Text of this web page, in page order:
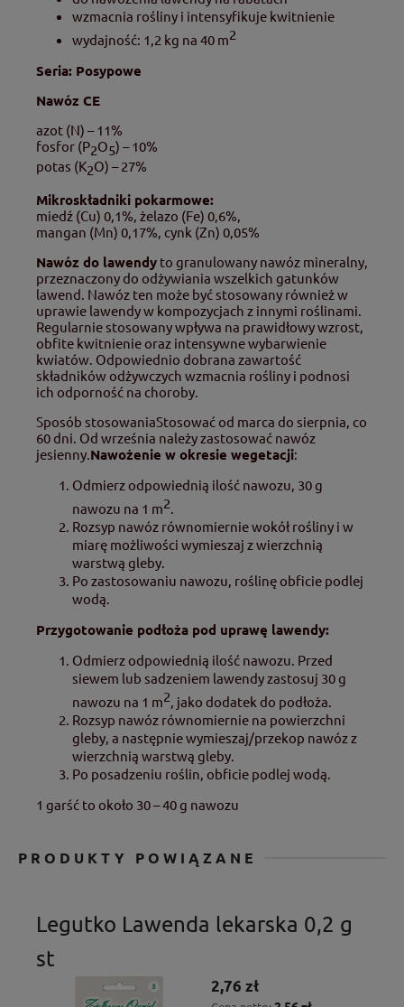
wzmacnia rośliny i intensyfikuje kwitnienie
wydajność: 1,2 kg na 40 m2
Seria: Posypowe
Nawóz CE
azot (N) – 11%
fosfor (P2O5) – 10%
potas (K2O) – 27%
Mikroskładniki pokarmowe:
miedź (Cu) 0,1%, żelazo (Fe) 0,6%,
mangan (Mn) 0,17%, cynk (Zn) 0,05%
Nawóz do lawendy to granulowany nawóz mineralny,
przeznaczony do odżywiania wszelkich gatunków
lawend. Nawóz ten może być stosowany również w
uprawie lawendy w kompozycjach z innymi roślinami.
Regularnie stosowany wpływa na prawidłowy wzrost,
obfite kwitnienie oraz intensywne wybarwienie
kwiatów. Odpowiednio dobrana zawartość
składników odżywczych wzmacnia rośliny i podnosi
ich odporność na choroby.
Sposób stosowaniaStosować od marca do sierpnia, co
60 dni. Od września należy zastosować nawóz
jesienny.Nawożenie w okresie wegetacji:
Odmierz odpowiednią ilość nawozu, 30 g
nawozu na 1 m2.
Rozsyp nawóz równomiernie wokół rośliny i w
miarę możliwości wymieszaj z wierzchnią
warstwą gleby.
Po zastosowaniu nawozu, roślinę obficie podlej
wodą.
Przygotowanie podłoża pod uprawę lawendy:
Odmierz odpowiednią ilość nawozu. Przed
siewem lub sadzeniem lawendy zastosuj 30 g
nawozu na 1 m2, jako dodatek do podłoża.
Rozsyp nawóz równomiernie na powierzchni
gleby, a następnie wymieszaj/przekop nawóz z
wierzchnią warstwą gleby.
Po posadzeniu roślin, obficie podlej wodą.
1 garść to około 30 – 40 g nawozu
PRODUKTY POWIĄZANE
Legutko Lawenda lekarska 0,2 g
st
2,76 zł